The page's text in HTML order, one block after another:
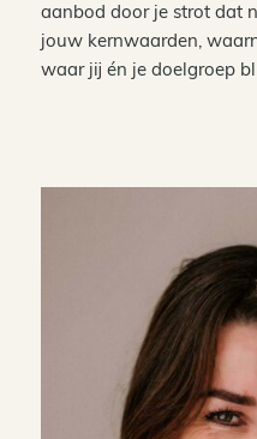
aanbod door je strot dat
jouw kernwaarden,
waar jij én je doelgroep